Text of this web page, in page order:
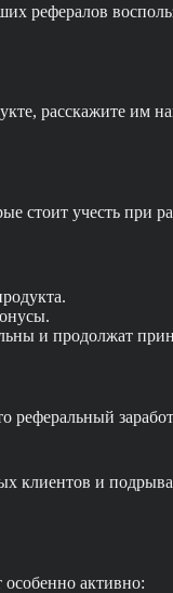
рефералов
расскажите им
стоит учесть при
и продолжат
реферальный
клиентов и
активно: